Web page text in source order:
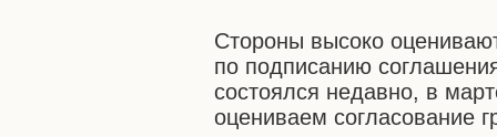
Стороны высоко
по подписанию
состоялся недавно, в
оцениваем согласование